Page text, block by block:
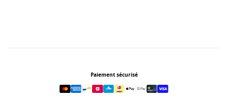
Paiement sécurisé